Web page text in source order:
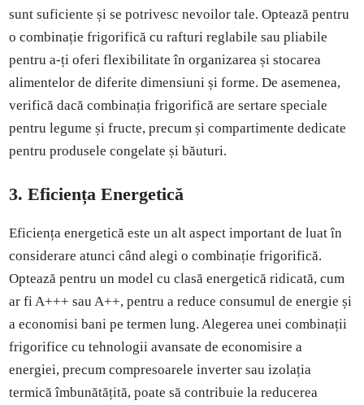
sunt suficiente și se potrivesc nevoilor tale. Optează pentru
o combinație frigorifică cu rafturi reglabile sau pliabile
pentru a-ți oferi flexibilitate în organizarea și stocarea
alimentelor de diferite dimensiuni și forme. De asemenea,
verifică dacă combinația frigorifică are sertare speciale
pentru legume și fructe, precum și compartimente dedicate
pentru produsele congelate și băuturi.
3. Eficiența Energetică
Eficiența energetică este un alt aspect important de luat în
considerare atunci când alegi o combinație frigorifică.
Optează pentru un model cu clasă energetică ridicată, cum
ar fi A+++ sau A++, pentru a reduce consumul de energie și
a economisi bani pe termen lung. Alegerea unei combinații
frigorifice cu tehnologii avansate de economisire a
energiei, precum compresoarele inverter sau izolația
termică îmbunătățită, poate să contribuie la reducerea